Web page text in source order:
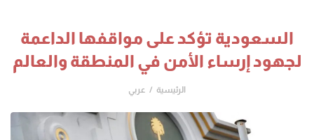
السعودية تؤكد على مواقفها الداعمة
لجهود إرساء الأمن في المنطقة والعالم
الرئيسية عربي